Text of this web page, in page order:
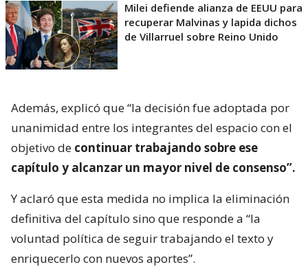
Milei defiende alianza de EEUU para
recuperar Malvinas y lapida dichos
de Villarruel sobre Reino Unido
Además, explicó que “la decisión fue adoptada por
unanimidad entre los integrantes del espacio con el
objetivo de continuar trabajando sobre ese
capítulo y alcanzar un mayor nivel de consenso”.
Y aclaró que esta medida no implica la eliminación
definitiva del capítulo sino que responde a “la
voluntad política de seguir trabajando el texto y
enriquecerlo con nuevos aportes”.